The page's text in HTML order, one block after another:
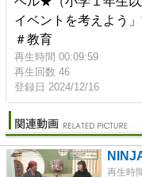
イベントを考えよう
＃教育
再生時間 00:09:59
再生回数 46
登録日 2024/12/16
再生時